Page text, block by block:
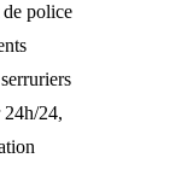
de police
24,